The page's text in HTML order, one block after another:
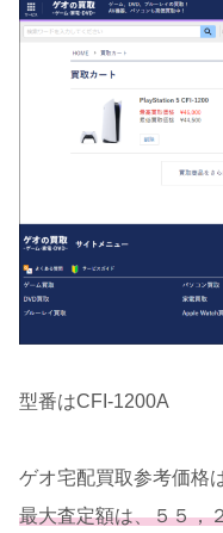
型番はCFI-1200A
ゲオ宅配買取参考価格
最大査定額は、５５，